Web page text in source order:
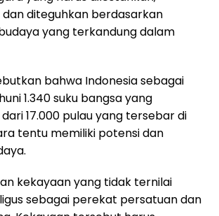
diteguhkan berdasarkan
yang terkandung dalam
bahwa Indonesia sebagai
1.340 suku bangsa yang
17.000 pulau yang tersebar di
tentu memiliki potensi dan
kekayaan yang tidak ternilai
sebagai perekat persatuan dan